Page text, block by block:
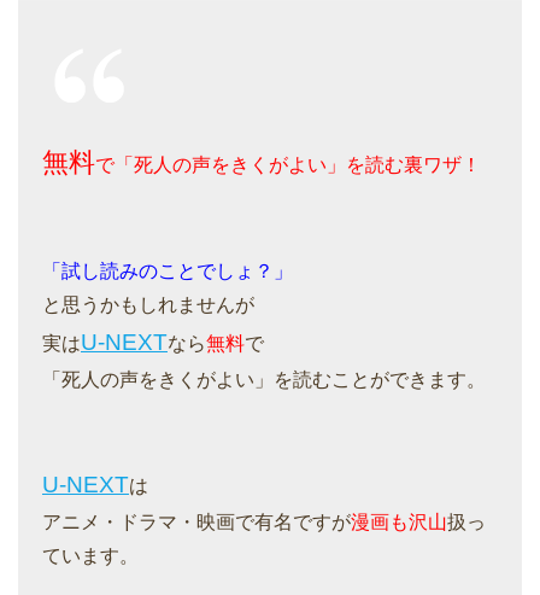
無料で「死人の声をきくがよい」を読む裏ワザ！
「試し読みのことでしょ？」
と思うかもしれませんが
実はU-NEXTなら無料で
「死人の声をきくがよい」を読むことができます。
U-NEXTは
アニメ・ドラマ・映画で有名ですが漫画も沢山扱っ
ています。